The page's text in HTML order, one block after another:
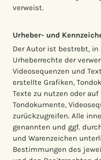
verweist.
Urheber- und
Der Autor ist bestrebt,
Urheberrechte der
Videosequenzen und
erstellte Grafiken,
Texte zu nutzen oder
Tondokumente,
zurückzugreifen. Alle
genannten und ggf.
und Warenzeichen
Bestimmungen des